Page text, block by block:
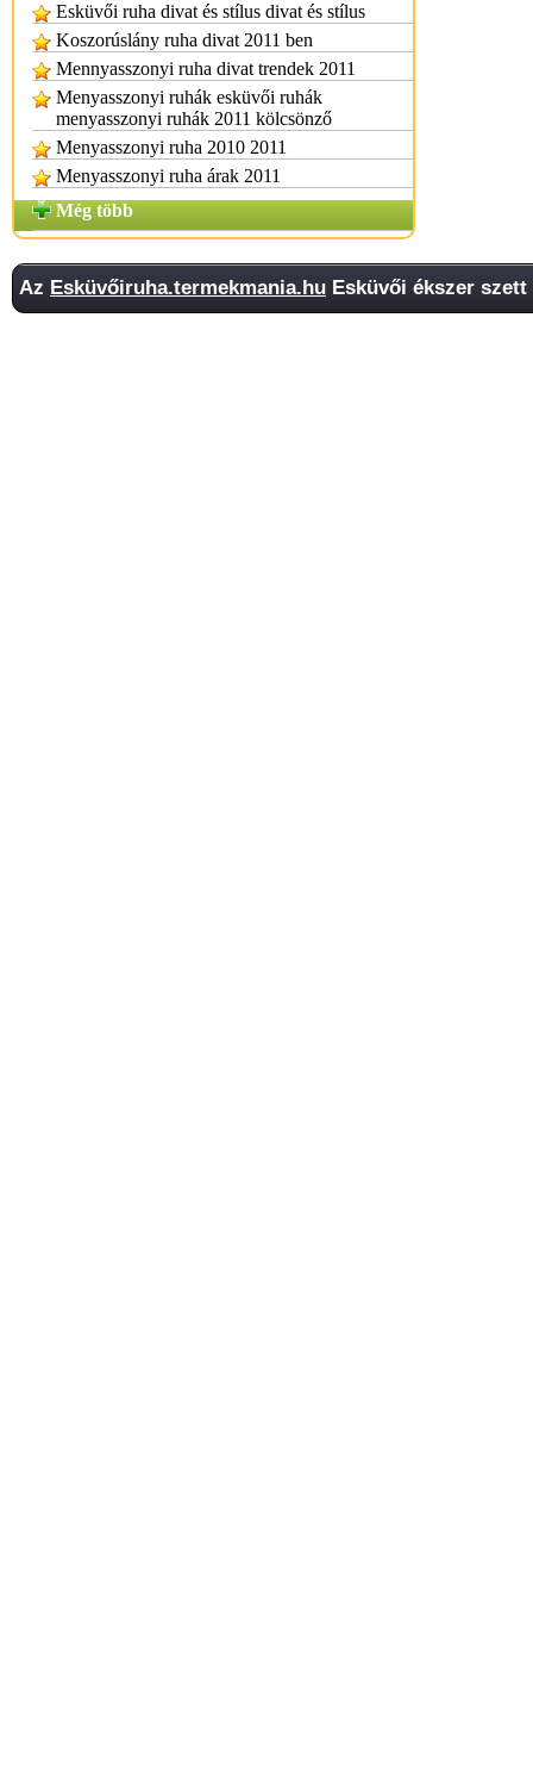
Esküvői ruha divat és stílus divat és stílus
Koszorúslány ruha divat 2011 ben
Mennyasszonyi ruha divat trendek 2011
Menyasszonyi ruhák esküvői ruhák
menyasszonyi ruhák 2011 kölcsönző
Menyasszonyi ruha 2010 2011
Menyasszonyi ruha árak 2011
Még több
Az Esküvőiruha.termekmania.hu Esküvői ékszer